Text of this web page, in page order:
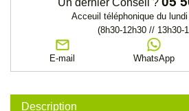
Un dernier Conseil ?
Acceuil téléphonique du
(8h30-12h30 // 13h30-
E-mail WhatsApp
Description